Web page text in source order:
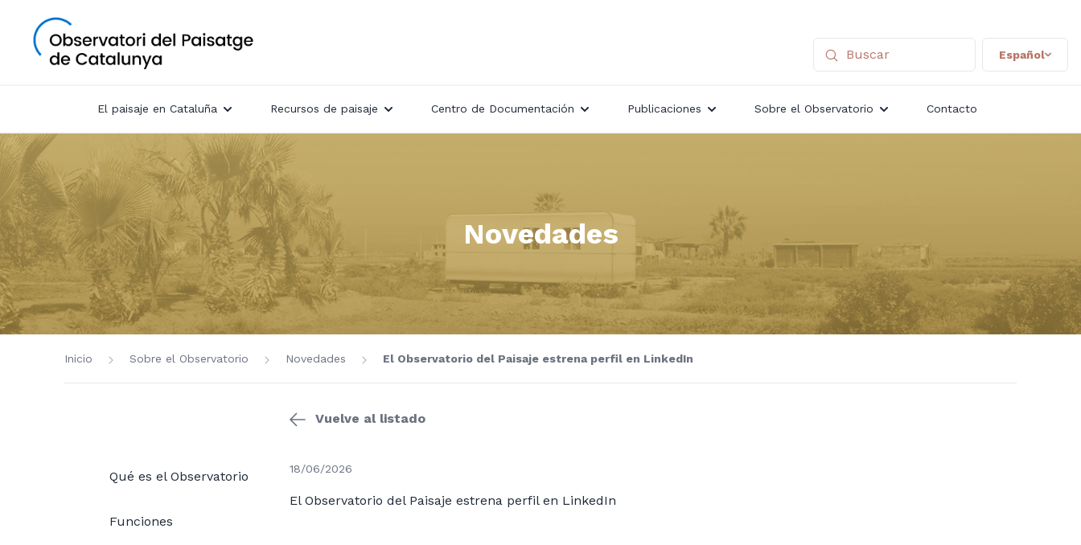
Español
El paisaje en Cataluña Recursos de paisaje Centro de Documentación Publicaciones Sobre el Observatorio Contacto
Novedades
Inicio Sobre el Observatorio Novedades El Observatorio del Paisaje estrena perfil en LinkedIn
Qué es el Observatorio
Funciones
Vuelve al listado
18/06/2026
El Observatorio del Paisaje estrena perfil en LinkedIn